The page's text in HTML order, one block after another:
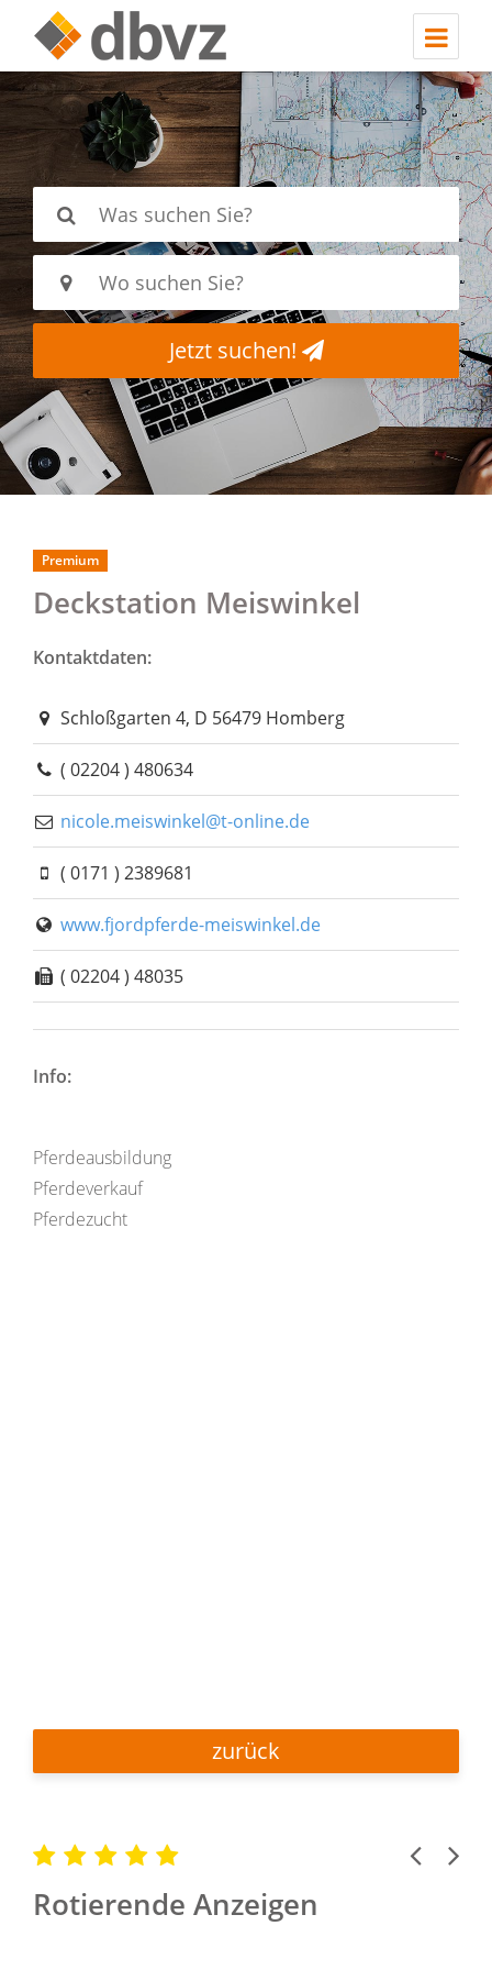
Jetzt suchen!
Deckstation Meiswinkel
Premium
Kontaktdaten:
Schloßgarten 4, D 56479 Homberg
( 02204 ) 480634
nicole.meiswinkel@t-online.de
( 0171 ) 2389681
www.fjordpferde-meiswinkel.de
( 02204 ) 48035
Info:
Pferdeausbildung
Pferdeverkauf
Pferdezucht
zurück
Rotierende Anzeigen
Previous
Next